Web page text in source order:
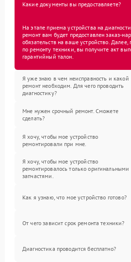
Какие документы вы предоставляете?
На этапе приема устройства на
ремонт вам будет предоставлен заказ-
обязательств на ваше устройство.
по ремонту техники, вы получите акт
гарантийный талон.
Я уже знаю в чем неисправность и какой
ремонт необходим. Для чего проводить
диагностику?
Мне нужен срочный ремонт. Сможете
сделать?
Я хочу, чтобы мое устройство
ремонтировали при мне.
Я хочу, чтобы мое устройство
ремонтировалось только оригинальными
запчастями.
Как я узнаю, что мое устройство готово?
От чего зависит срок ремонта техники?
Диагностика проводится бесплатно?